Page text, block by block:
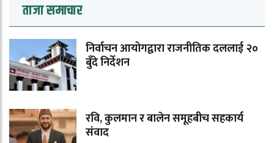
ताजा समाचार
निर्वाचन आयोगद्वारा राजनीतिक दललाई २०
बुँदे निर्देशन
रवि, कुलमान र बालेन समूहबीच सहकार्य
संवाद